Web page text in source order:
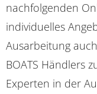
nachfolgenden
individuelles
Ausarbeitung
BOATS Händlers
Experten in der